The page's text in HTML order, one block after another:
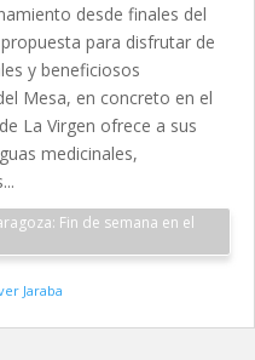
desde finales del
para disfrutar de
y beneficiosos
Mesa, en concreto en el
La Virgen ofrece a sus
medicinales,
Fin de semana en el
Ir a ver Jaraba